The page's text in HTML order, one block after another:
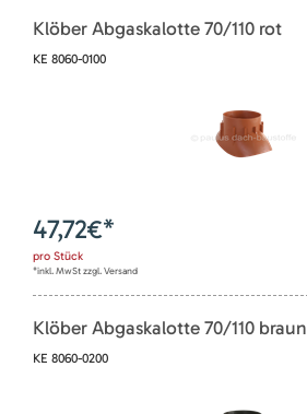
Klöber Abgaskalotte 70/110 rot
KE 8060-0100
47,72€*
pro Stück
*inkl. MwSt zzgl. Versand
Klöber Abgaskalotte 70/110 braun
KE 8060-0200